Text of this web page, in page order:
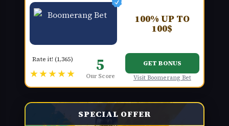
100% UP TO
100$
Rate it! (1,365)
★★★★★ 5
Our Score
GET BONUS
Visit Boomerang Bet
SPECIAL OFFER